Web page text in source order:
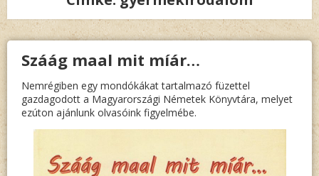
Száág maal mit míár…
Nemrégiben egy mondókákat tartalmazó füzettel
gazdagodott a Magyarországi Németek Könyvtára, melyet
ezúton ajánlunk olvasóink figyelmébe.